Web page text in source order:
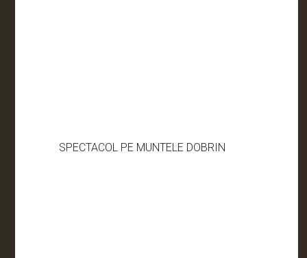
SPECTACOL PE MUNTELE DOBRIN